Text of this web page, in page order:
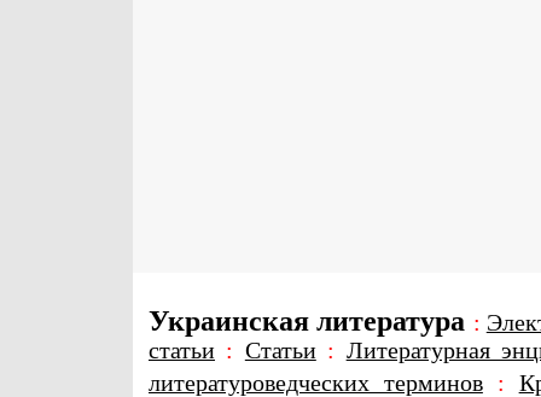
Украинская литература :
статьи : Статьи: Литературная
литературоведческих терминов: